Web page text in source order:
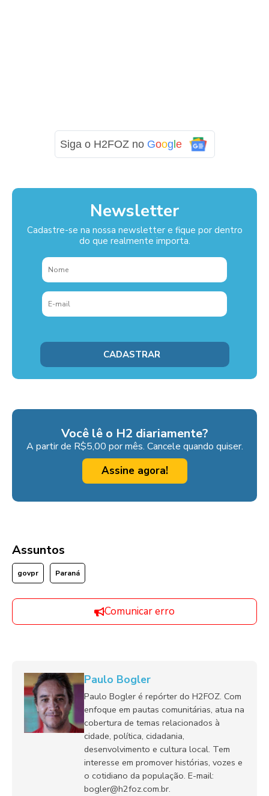
Siga o H2FOZ no Google
Newsletter
Cadastre-se na nossa newsletter e fique por dentro
do que realmente importa.
Você lê o H2 diariamente?
A partir de R$5,00 por mês. Cancele quando quiser.
Assine agora!
Assuntos
govpr Paraná
Comunicar erro
Paulo Bogler
Paulo Bogler é repórter do H2FOZ. Com
enfoque em pautas comunitárias, atua na
cobertura de temas relacionados à
cidade, política, cidadania,
desenvolvimento e cultura local. Tem
interesse em promover histórias, vozes e
o cotidiano da população. E-mail:
bogler@h2foz.com.br.